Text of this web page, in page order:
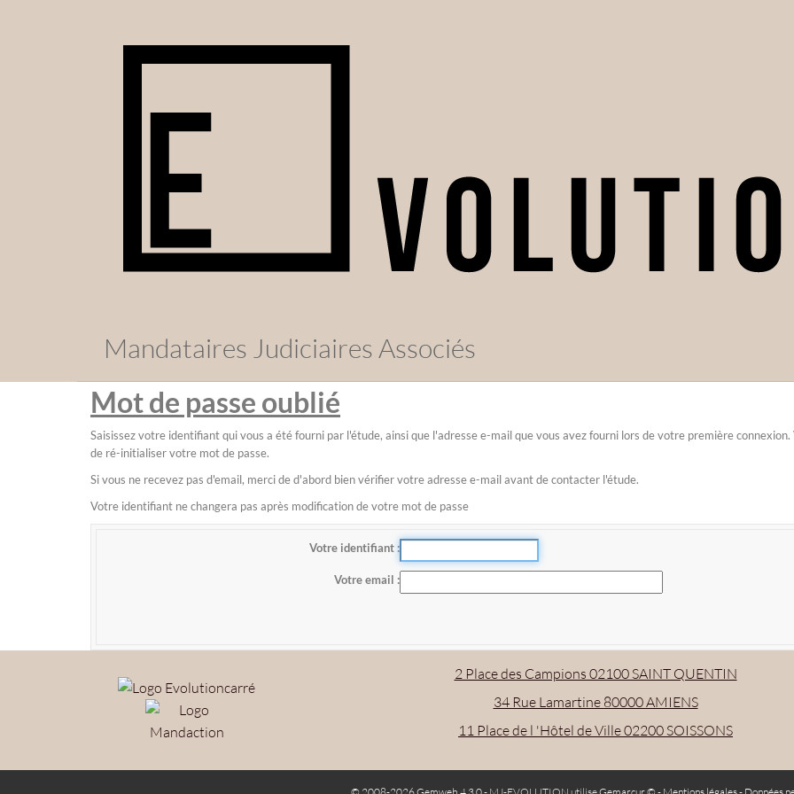
Mandataires Judiciaires Associés
Mot de passe oublié
Saisissez votre identifiant qui vous a été fourni par l'étude, ainsi que l'adresse e-mail que vous avez fourni lors de votre première
de ré-initialiser votre mot de passe.
Si vous ne recevez pas d'email, merci de d'abord bien vérifier votre adresse e-mail avant de contacter l'étude.
Votre identifiant ne changera pas après modification de votre mot de passe
Votre identifiant
Votre email
2 Place des Campions 02100 SAINT QUENTIN
34 Rue Lamartine 80000 AMIENS
11 Place de l 'Hôtel de Ville 02200 SOISSONS